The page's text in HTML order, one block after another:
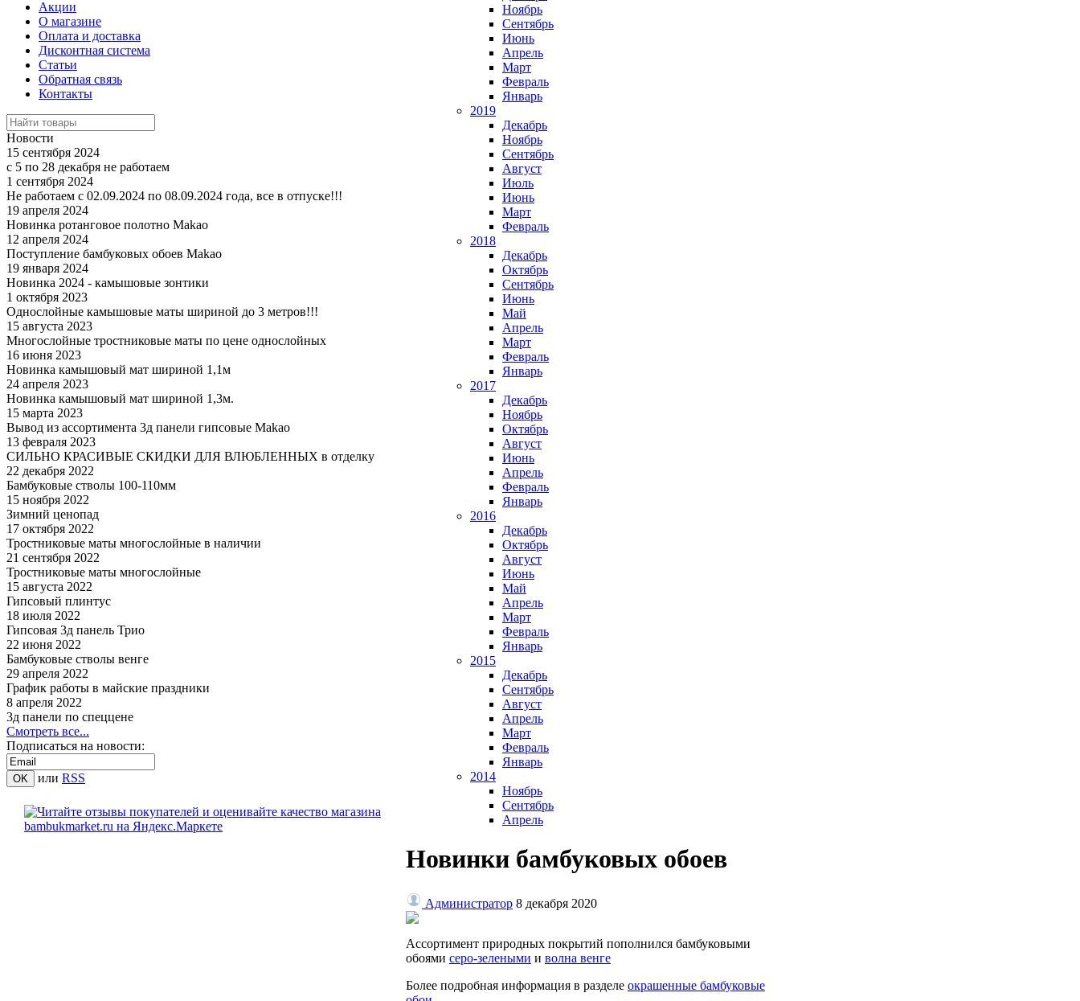
Акции
О магазине
Оплата и доставка
Дисконтная система
Статьи
Обратная связь
Контакты
Новости
15 сентября 2024
с 5 по 28 декабря не работаем
1 сентября 2024
Не работаем с 02.09.2024 по 08.09.2024 года, все в отпуске!!!
19 апреля 2024
Новинка ротанговое полотно Makao
12 апреля 2024
Поступление бамбуковых обоев Makao
19 января 2024
Новинка 2024 - камышовые зонтики
1 октября 2023
Однослойные камышовые маты шириной до 3 метров!!!
15 августа 2023
Многослойные тростниковые маты по цене однослойных
16 июня 2023
Новинка камышовый мат шириной 1,1м
24 апреля 2023
Новинка камышовый мат шириной 1,3м.
15 марта 2023
Вывод из ассортимента 3д панели гипсовые Makao
13 февраля 2023
СИЛЬНО КРАСИВЫЕ СКИДКИ ДЛЯ ВЛЮБЛЕННЫХ в отделку
22 декабря 2022
Бамбуковые стволы 100-110мм
15 ноября 2022
Зимний ценопад
17 октября 2022
Тростниковые маты многослойные в наличии
21 сентября 2022
Тростниковые маты многослойные
15 августа 2022
Гипсовый плинтус
18 июля 2022
Гипсовая 3д панель Трио
22 июня 2022
Бамбуковые стволы венге
29 апреля 2022
График работы в майские праздники
8 апреля 2022
3д панели по спеццене
Смотреть все...
Подписаться на новости:
или RSS
Ноябрь
Сентябрь
Июнь
Апрель
Март
Февраль
Январь
2019
Декабрь
Ноябрь
Сентябрь
Август
Июль
Июнь
Март
Февраль
2018
Декабрь
Октябрь
Сентябрь
Июнь
Май
Апрель
Март
Февраль
Январь
2017
Декабрь
Ноябрь
Октябрь
Август
Июнь
Апрель
Февраль
Январь
2016
Декабрь
Октябрь
Август
Июнь
Май
Апрель
Март
Февраль
Январь
2015
Декабрь
Сентябрь
Август
Апрель
Март
Февраль
Январь
2014
Ноябрь
Сентябрь
Апрель
Новинки бамбуковых обоев
Администратор 8 декабря 2020
Ассортимент природных покрытий пополнился бамбуковыми
обоями серо-зелеными и волна венге
Более подробная информация в разделе окрашенные бамбуковые